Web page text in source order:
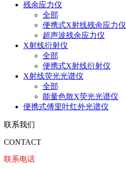
残余应力仪
全部
便携式X射线残余应力仪
超声波残余应力仪
X射线衍射仪
全部
便携式X射线衍射仪
X射线荧光光谱仪
全部
能量色散X荧光光谱仪
便携式傅里叶红外光谱仪
联系我们
CONTACT
联系电话